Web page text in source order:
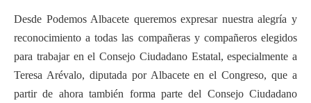
Desde Podemos Albacete queremos expresar nuestra alegría y
reconocimiento a todas las compañeras y compañeros elegidos
para trabajar en el Consejo Ciudadano Estatal, especialmente a
Teresa Arévalo, diputada por Albacete en el Congreso, que a
partir de ahora también forma parte del Consejo Ciudadano